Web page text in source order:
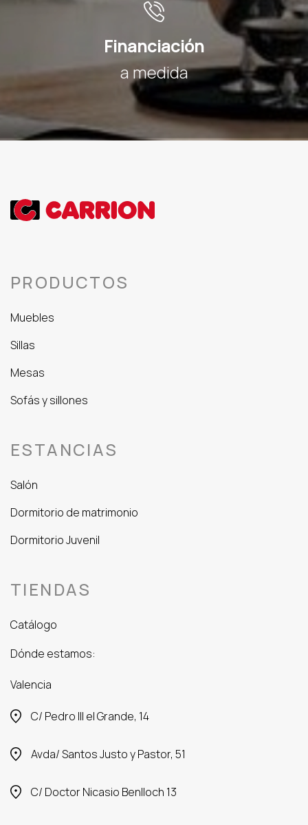
Financiación
a medida
PRODUCTOS
Muebles
Sillas
Mesas
Sofás y sillones
ESTANCIAS
Salón
Dormitorio de matrimonio
Dormitorio Juvenil
TIENDAS
Catálogo
Dónde estamos:
Valencia
C/ Pedro III el Grande, 14
Avda/ Santos Justo y Pastor, 51
C/ Doctor Nicasio Benlloch 13